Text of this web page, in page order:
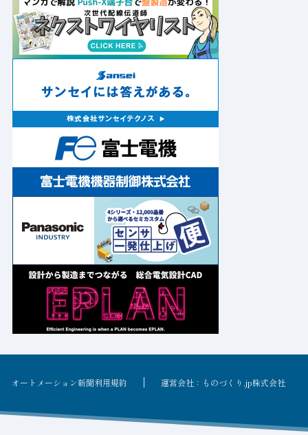
オートメーション新聞利用規約 運営会社：ものづくり.jp株式会社